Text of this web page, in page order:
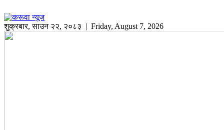
शुक्रबार,साउन २२, २०८३ | Friday, August 7, 2026